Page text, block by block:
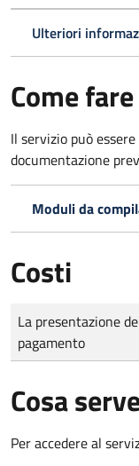
Ulteriori
Come fare
Il servizio può
documentazione
Moduli da
Costi
Tipo di pagamento
Importo
La presentazione
pagamento
Cosa
Per accedere al